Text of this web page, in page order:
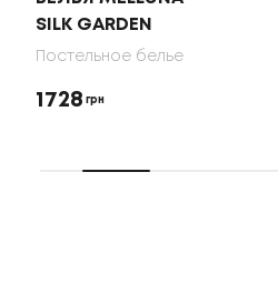
SILK GARDEN
Постельное белье
1728 грн